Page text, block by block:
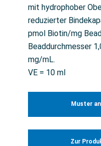
mit hydrophober
reduzierter
pmol Biotin/mg
Beaddurchmesser
mg/mL.
VE = 10 ml
Muster
Zur